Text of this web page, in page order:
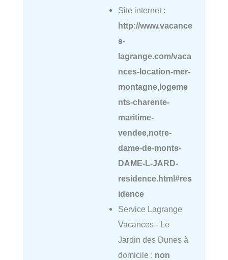
Site internet :
http://www.vacance
s-
lagrange.com/vaca
nces-location-mer-
montagne,logeme
nts-charente-
maritime-
vendee,notre-
dame-de-monts-
DAME-L-JARD-
residence.html#res
idence
Service Lagrange
Vacances - Le
Jardin des Dunes à
domicile : non